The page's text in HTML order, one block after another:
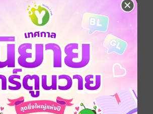
No Rating
ซื้อเป็นของขวัญ ติดตาม แชร์
นิทานสร้างเสริมลักษณะนิสัย